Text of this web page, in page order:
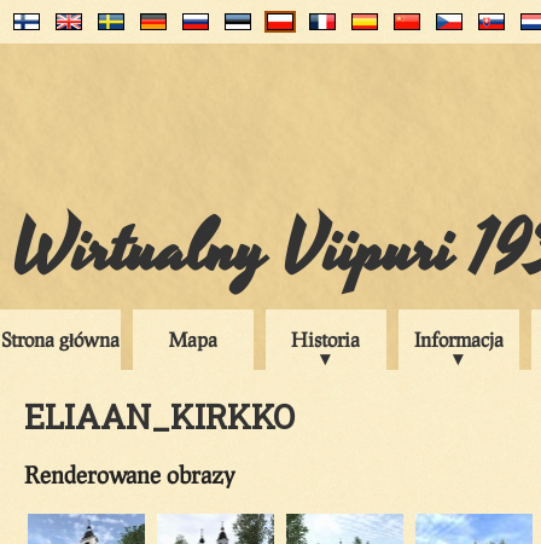
Wirtualny Viipuri
Strona główna Mapa Historia Informacja
ELIAAN_KIRKKO
Renderowane obrazy